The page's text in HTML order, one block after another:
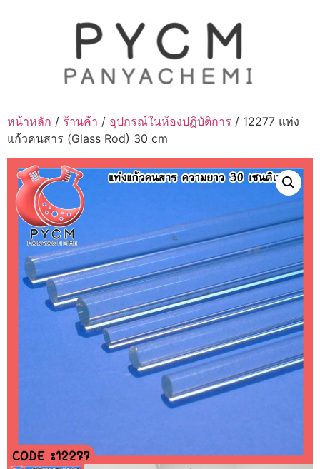
หน้าหลัก / ร้านค้า / อุปกรณ์ในห้องปฏิบัติการ / 12277 แท่ง
แก้วคนสาร (Glass Rod) 30 cm